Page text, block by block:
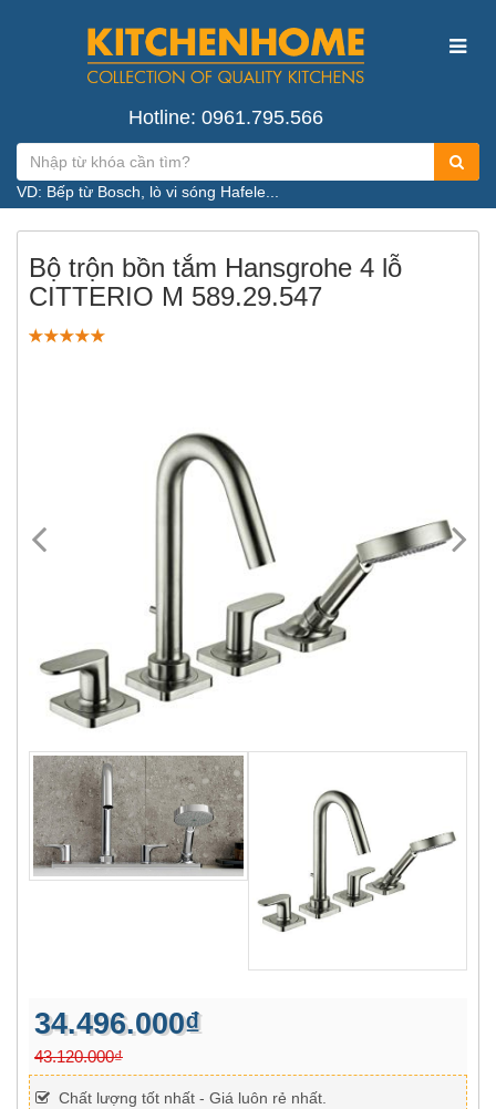
Hotline: 0961.795.566
VD: Bếp từ Bosch, lò vi sóng Hafele...
Bộ trộn bồn tắm Hansgrohe 4 lỗ
CITTERIO M 589.29.547
34.496.000₫
43.120.000₫
Chất lượng tốt nhất - Giá luôn rẻ nhất.